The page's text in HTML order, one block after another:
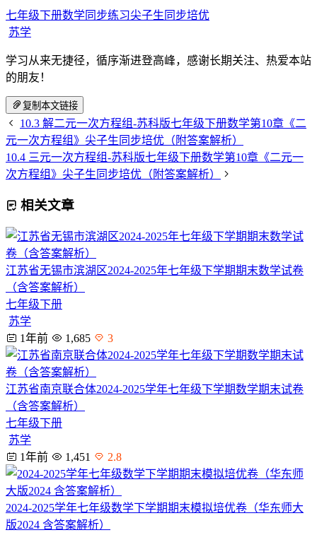
七年级下册数学同步练习尖子生同步培优
苏学
学习从来无捷径，循序渐进登高峰，感谢长期关注、热爱本站
的朋友！
复制本文链接
10.3 解二元一次方程组-苏科版七年级下册数学第10章《二
元一次方程组》尖子生同步培优（附答案解析）
10.4 三元一次方程组-苏科版七年级下册数学第10章《二元一
次方程组》尖子生同步培优（附答案解析）
相关文章
江苏省无锡市滨湖区2024-2025年七年级下学期期末数学试卷
（含答案解析）
七年级下册
苏学
1年前
1,685 3
江苏省南京联合体2024-2025学年七年级下学期数学期末试卷
（含答案解析）
七年级下册
苏学
1年前
1,451 2.8
2024-2025学年七年级数学下学期期末模拟培优卷（华东师大
版2024 含答案解析）